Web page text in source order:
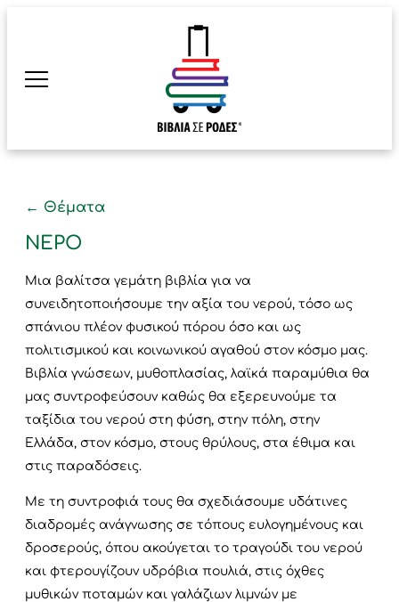
← Θέματα
ΝΕΡΌ
Μια βαλίτσα γεμάτη βιβλία για να
συνειδητοποιήσουμε την αξία του νερού, τόσο ως
σπάνιου πλέον φυσικού πόρου όσο και ως
πολιτισμικού και κοινωνικού αγαθού στον κόσμο μας.
Βιβλία γνώσεων, μυθοπλασίας, λαϊκά παραμύθια θα
μας συντροφεύσουν καθώς θα εξερευνούμε τα
ταξίδια του νερού στη φύση, στην πόλη, στην
Ελλάδα, στον κόσμο, στους θρύλους, στα έθιμα και
στις παραδόσεις.
Με τη συντροφιά τους θα σχεδιάσουμε υδάτινες
διαδρομές ανάγνωσης σε τόπους ευλογημένους και
δροσερούς, όπου ακούγεται το τραγούδι του νερού
και φτερουγίζουν υδρόβια πουλιά, στις όχθες
μυθικών ποταμών και γαλάζιων λιμνών με